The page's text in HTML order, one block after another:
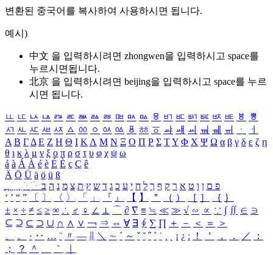
변환된 중국어를 복사하여 사용하시면 됩니다.
예시)
中文 을 입력하시려면 zhongwen을 입력하시고 space를
누르시면됩니다.
北京 을 입력하시려면 beijing을 입력하시고 space를 누르
시면 됩니다.
ㅥ ㅦ ㅧ ㅨ ㅩ ㅪ ㅫ ㅬ ㅭ ㅮ ㅯ ㅰ ㅱ ㅲ ㅳ ㅴ ㅵ ㅶ ㅷ ㅸ
ㅹ
ㅺ ㅻ ㅼ ㅽ ㅾ ㅿ ㆀ ㆁ ㆂ ㆃ ㆄ ㆅ ㆆ ㆇ ㆈ ㆉ ㆊ ㆋ ㆌ ㆍ
ㆎ
Α Β ΓΔ Ε Ζ Η Θ Ι ΚΛ Μ Ν Ξ Ο Π Ρ Σ ΤΥ Φ Χ Ψ Ω α β γ δ ε ζ η
θ ι κ λ μ ν ξ ο π ρ σ τ υ φ χ ψ ω
á à Á À é è É È ç Ç ê
Ä Ö Ü ä ö ü ß
ִֶֹ ֻּ ׁׂ פ ם ן ו ט א ר ק ף ך ל ח י ע כ ג ד ש ץ ת צ מ נ ה ב
‘ ’ “ ” 〔 〕 〈 〉 「 」 『 』 【 】 ＂ （ ） ［ ］ ｛ ｝
± × ÷ ≠ ≤ ≥ ∞ ∴ ♂ ♀ ∠ ⊥ ⌒ ∂ ∇ ≡ ≒ ≪ ≫ √ ∽ ∝ ∵ ∫ ∬ ∈ ∋
⊆ ⊇ ⊂ ⊃ ∪ ∩ ∧ ∨ ￢ ⇒ ⇔ ∀ ∃ ∮ ∑ ∏ ＋ － ＜ ＝
＞
、
。 · ‥ … ¨ 〃 ― ＼ ∼ ´ ～ ˇ ˘ ˝ ˚ ˙ ¸ ¡ ¿ ː ！ ＇ ， ． ／
：
；
？ ＾ ｀